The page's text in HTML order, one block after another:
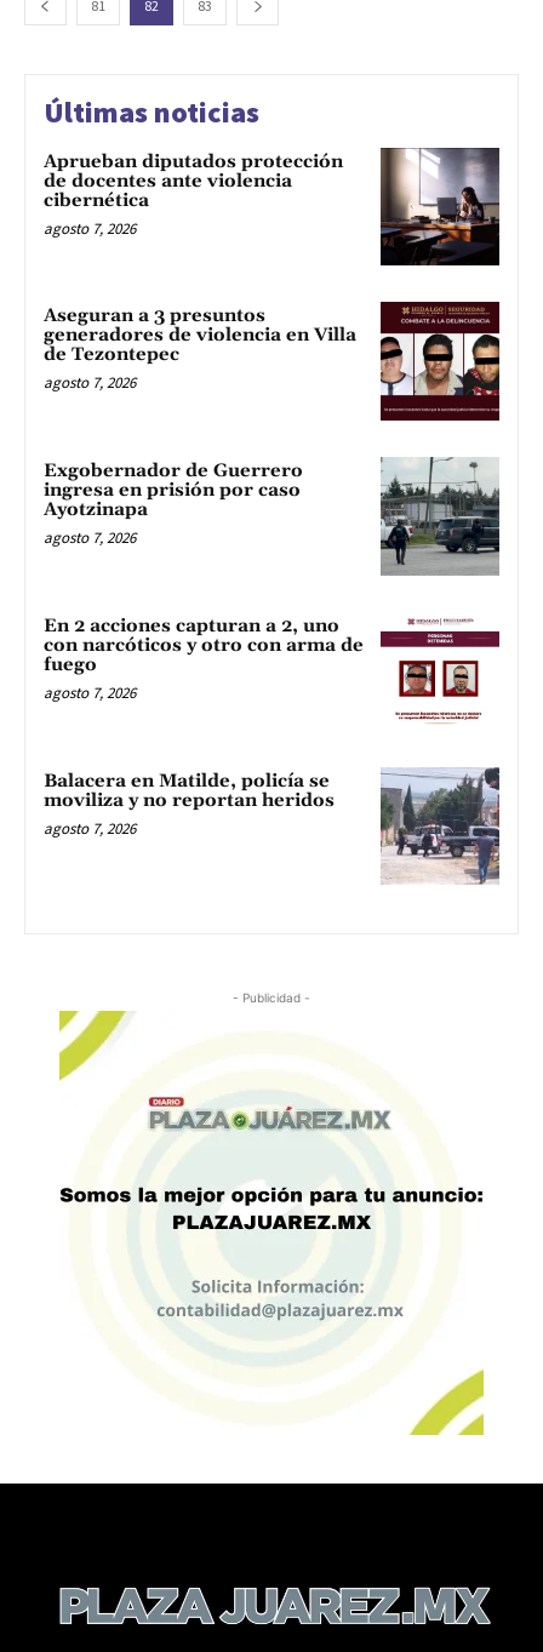
81 82 83
Últimas noticias
Aprueban diputados protección
de docentes ante violencia
cibernética
agosto 7, 2026
Aseguran a 3 presuntos
generadores de violencia en Villa
de Tezontepec
agosto 7, 2026
Exgobernador de Guerrero
ingresa en prisión por caso
Ayotzinapa
agosto 7, 2026
En 2 acciones capturan a 2, uno
con narcóticos y otro con arma de
fuego
agosto 7, 2026
Balacera en Matilde, policía se
moviliza y no reportan heridos
agosto 7, 2026
- Publicidad -